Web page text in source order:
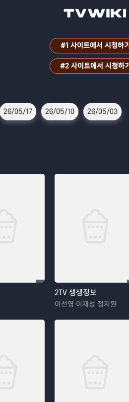
#1 사이트에서 시청하기
#2 사이트에서 시청하기
26/05/17 26/05/10 26/05/03
2TV 생생정보
이선영 이재성 정지원